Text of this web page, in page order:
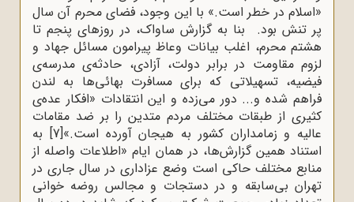
«اسلام در خطر است.» با این وجود، فضای محرم آن سال
پر تنش بود. بنا به‌ گزارش‌ ساواک،‌ در روزهای پنجم تا
هشتم محرم، اغلب‌ بیانات‌ وعاظ‌ پیرامون‌ مسائل‌ جهاد و
لزوم‌ مقاومت‌ در برابر دولت‌، آزادی‌، حادثه‌ی‌ مدرسه‌ی‌
فیضیه‌، تسهیلاتی‌ که‌ برای‌ مسافرت‌ بهائی‌ها‌ به‌ لندن‌
فراهم‌ شده‌ و... دور می‌زده‌ و این‌ انتقادات‌ «افکار عده‌ی
‌کثیری‌ از طبقات‌ مختلف‌ مردم‌ متدین‌ را بر ضد مقامات‌
عالیه‌ و زمامداران‌ کشور به ‌هیجان‌ آورده‌ است‌.»[7] به
استناد همین گزارش‌ها، در همان ایام «اطلاعات‌ واصله‌ از
منابع‌ مختلف‌ حاکی‌ است‌ وضع‌ عزاداری‌ در سال‌ جاری‌ در
تهران‌ بی‌سابقه‌ و در دستجات‌ و مجالس‌ روضه‌ خوانی‌